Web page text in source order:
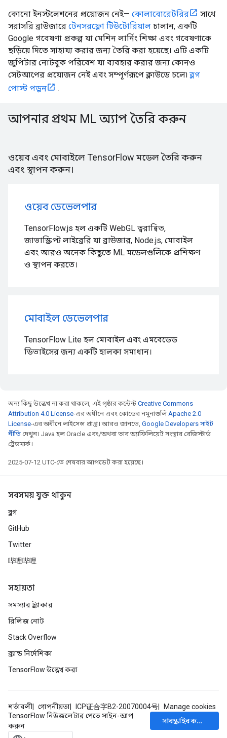
কোনো ইনস্টলেশনের প্রয়োজন নেই— কোলাবোরেটরির
সাথে
সরাসরি ব্রাউজারে টেনসরফ্লো টিউটোরিয়াল চালান, একটি
Google গবেষণা প্রকল্প যা মেশিন লার্নিং শিক্ষা এবং গবেষণাকে
ছড়িয়ে দিতে সাহায্য করার জন্য তৈরি করা হয়েছে। এটি একটি
জুপিটার নোটবুক পরিবেশ যা ব্যবহার করার জন্য কোনও
সেটআপের প্রয়োজন নেই এবং সম্পূর্ণরূপে ক্লাউডে চলে৷ব্লগ
পোস্ট পড়ুন
.
আপনার প্রথম ML অ্যাপ তৈরি করুন
ওয়েব এবং মোবাইলে TensorFlow মডেল তৈরি করুন
এবং স্থাপন করুন।
ওয়েব ডেভেলপার
TensorFlow.js হল একটি WebGL ত্বরান্বিত,
জাভাস্ক্রিপ্ট লাইব্রেরি যা ব্রাউজার, Node.js, মোবাইল
এবং আরও অনেক কিছুতে ML মডেলগুলিকে প্রশিক্ষণ
ও স্থাপন করতে।
মোবাইল ডেভেলপার
TensorFlow Lite হল মোবাইল এবং এমবেডেড
ডিভাইসের জন্য একটি হালকা সমাধান।
অন্য কিছু উল্লেখ না করা থাকলে, এই পৃষ্ঠার কন্টেন্ট Creative Commons
Attribution 4.0 License-এর অধীনে এবং কোডের নমুনাগুলিApache 2.0
License-এর অধীনে লাইসেন্স প্রাপ্ত। আরও জানতে, Google Developers সাইট
নীতি দেখুন। Java হল Oracle এবং/অথবা তার অ্যাফিলিয়েট সংস্থার রেজিস্টার্ড
ট্রেডমার্ক।
2025-07-12 UTC-তে শেষবার আপডেট করা হয়েছে।
সবসময় যুক্ত থাকুন
ব্লগ
GitHub
Twitter
哔哩哔哩
সহায়তা
সমস্যার ট্র্যাকার
রিলিজ নোট
Stack Overflow
ব্র্যান্ড নির্দেশিকা
TensorFlow উল্লেখ করা
শর্তাবলী গোপনীয়তা ICP证合字B2-20070004号
Manage cookies
TensorFlow নিউজলেটার পেতে সাইন-আপ
করুন
সাবস্ক্রাইব করুন